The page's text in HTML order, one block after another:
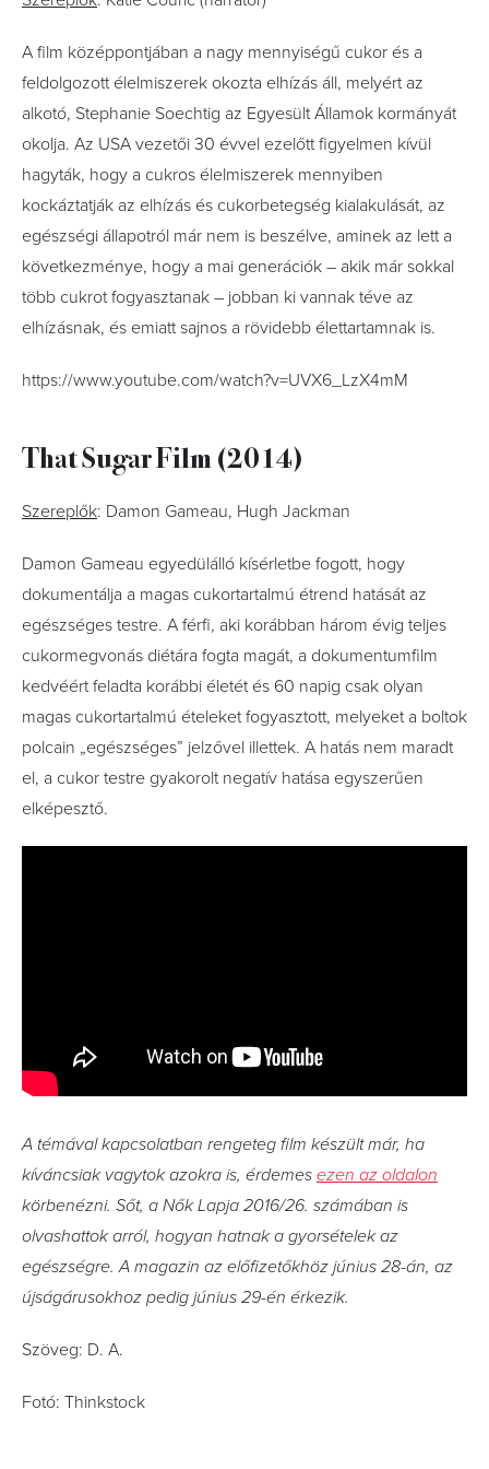
A film középpontjában a nagy mennyiségű cukor és a
feldolgozott élelmiszerek okozta elhízás áll, melyért az
alkotó, Stephanie Soechtig az Egyesült Államok kormányát
okolja. Az USA vezetői 30 évvel ezelőtt figyelmen kívül
hagyták, hogy a cukros élelmiszerek mennyiben
kockáztatják az elhízás és cukorbetegség kialakulását, az
egészségi állapotról már nem is beszélve, aminek az lett a
következménye, hogy a mai generációk – akik már sokkal
több cukrot fogyasztanak – jobban ki vannak téve az
elhízásnak, és emiatt sajnos a rövidebb élettartamnak is.
https://www.youtube.com/watch?v=UVX6_LzX4mM
That Sugar Film (2014)
Szereplők: Damon Gameau, Hugh Jackman
Damon Gameau egyedülálló kísérletbe fogott, hogy
dokumentálja a magas cukortartalmú étrend hatását az
egészséges testre. A férfi, aki korábban három évig teljes
cukormegvonás diétára fogta magát, a dokumentumfilm
kedvéért feladta korábbi életét és 60 napig csak olyan
magas cukortartalmú ételeket fogyasztott, melyeket a boltok
polcain „egészséges” jelzővel illettek. A hatás nem maradt
el, a cukor testre gyakorolt negatív hatása egyszerűen
elképesztő.
A témával kapcsolatban rengeteg film készült már, ha
kíváncsiak vagytok azokra is, érdemes ezen az oldalon
körbenézni. Sőt, a Nők Lapja 2016/26. számában is
olvashattok arról, hogyan hatnak a gyorsételek az
egészségre. A magazin az előfizetőkhöz június 28-án, az
újságárusokhoz pedig június 29-én érkezik.
Szöveg: D. A.
Fotó: Thinkstock